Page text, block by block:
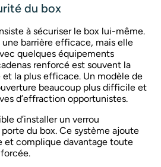
du box
à sécuriser le box lui-même.
barrière efficace, mais elle
quelques équipements
renforcé est souvent la
et la plus efficace. Un modèle de
beaucoup plus difficile et
d’effraction opportunistes.
d’installer un verrou
du box. Ce système ajoute
et complique davantage toute